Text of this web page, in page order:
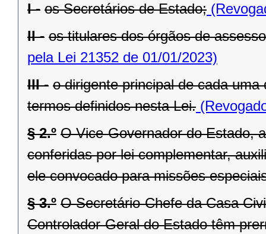
I - os Secretários de Estado;
II - os titulares dos órgãos de
pela Lei 21352 de 01/01/2023)
III - o dirigente principal de cada
termos definidos nesta Lei.
§ 2.º O Vice-Governador do Estado,
conferidas por lei complementar,
ele convocado para missões
§ 3.º O Secretário-Chefe da Casa
Controlador-Geral do Estado têm